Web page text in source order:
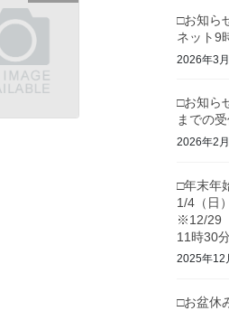
□お知ら
ネット9
2026年3
□お知ら
までの
2026年2
□年末年
1/4（日
※12/29
11時30
2025年12
□お盆